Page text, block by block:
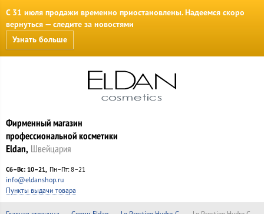
С 31 июля продажи временно приостановлены. Надеемся скоро
вернуться — следите за новостями
Узнать больше
Фирменный магазин
профессиональной косметики
Eldan, Швейцария
Пн–Пт: 8–21
Сб–Вс: 10–21
info@eldanshop.ru
Пункты выдачи товара